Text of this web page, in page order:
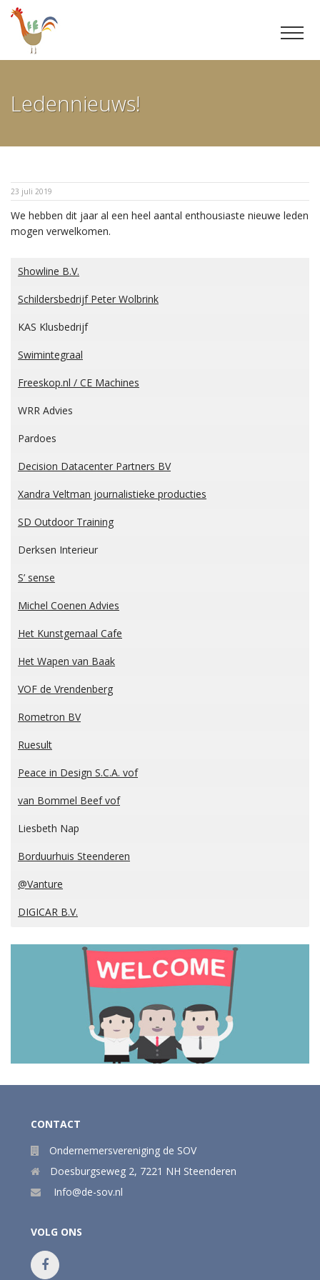
naar
Ledennieuws!
23 juli 2019
We hebben dit jaar al een heel aantal enthousiaste nieuwe leden
mogen verwelkomen.
Showline B.V.
Schildersbedrijf Peter Wolbrink
KAS Klusbedrijf
Swimintegraal
Freeskop.nl / CE Machines
WRR Advies
Pardoes
Decision Datacenter Partners BV
Xandra Veltman journalistieke producties
SD Outdoor Training
Derksen Interieur
S’ sense
Michel Coenen Advies
Het Kunstgemaal Cafe
Het Wapen van Baak
VOF de Vrendenberg
Rometron BV
Ruesult
Peace in Design S.C.A. vof
van Bommel Beef vof
Liesbeth Nap
Borduurhuis Steenderen
@Vanture
DIGICAR B.V.
CONTACT
Ondernemersvereniging de SOV
Doesburgseweg 2, 7221 NH Steenderen
Info@de-sov.nl
VOLG ONS